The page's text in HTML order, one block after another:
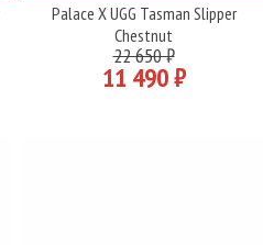
Palace X UGG Tasman Slipper
Chestnut
22 650 ₽
11 490 ₽